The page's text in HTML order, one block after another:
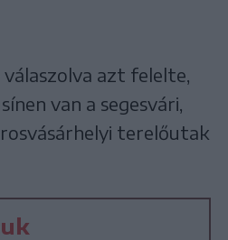
azt felelte,
van a segesvári,
terelőutak